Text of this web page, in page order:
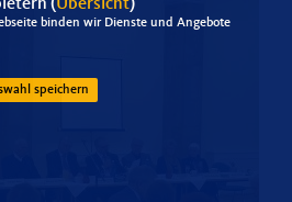
(Übersicht)
binden wir Dienste und Angebote
speichern